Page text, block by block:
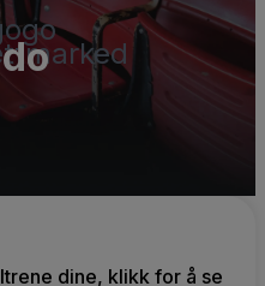
dine, klikk for å se